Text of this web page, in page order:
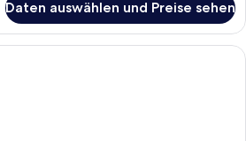
Daten auswählen und Preise sehen
Ein Hotelzimmer mit einem großen